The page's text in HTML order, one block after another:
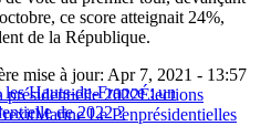
ce score atteignait 24%,
de la République.
Hauts-de-France : un
de 2022 ?
mise à jour: Apr 7, 2021 - 13:57
présidentielle 2022Élections
Marine Le Penprésidentielles